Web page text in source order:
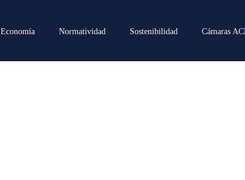
Economía Normatividad Sostenibilidad Cámaras